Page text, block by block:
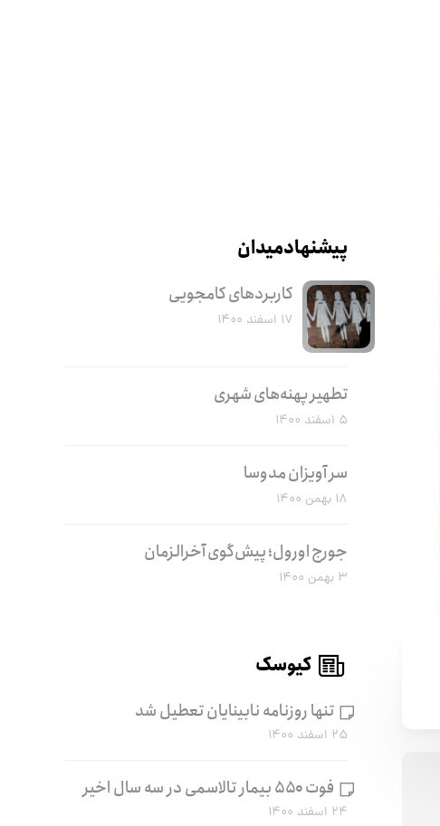
پیشنهاد میدان
کاربرد‌های کامجویی
۱۷ اسفند ۱۴۰۰
تطهیر پهنه‌های شهری
۵ اسفند ۱۴۰۰
سر آویزان مدوسا
۱۸ بهمن ۱۴۰۰
جورج اورول؛ پیش‌گوی آخرالزمان
۳ بهمن ۱۴۰۰
کیوسک
تنها روزنامه نابینایان تعطیل شد
۲۵ اسفند ۱۴۰۰
فوت ۵۵۰ بیمار تالاسمی در سه سال اخیر
۲۴ اسفند ۱۴۰۰